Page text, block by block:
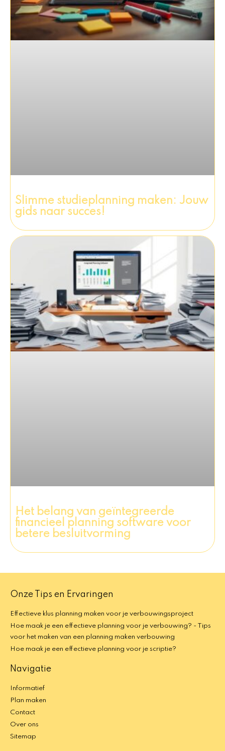
Slimme studieplanning maken: Jouw
gids naar succes!
Het belang van geïntegreerde
financieel planning software voor
betere besluitvorming
Onze Tips en Ervaringen
Effectieve klus planning maken voor je verbouwingsproject
Hoe maak je een effectieve planning voor je verbouwing? - Tips
voor het maken van een planning maken verbouwing
Hoe maak je een effectieve planning voor je scriptie?
Navigatie
Informatief
Plan maken
Contact
Over ons
Sitemap